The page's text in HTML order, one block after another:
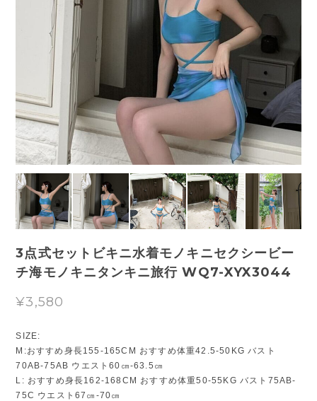
3点式セットビキニ水着モノキニセクシービー
チ海モノキニタンキニ旅行 WQ7-XYX3044
¥3,580
SIZE:
M:おすすめ身長155-165CM おすすめ体重42.5-50KG バスト
70AB-75AB ウエスト60㎝-63.5㎝
L: おすすめ身長162-168CM おすすめ体重50-55KG バスト75AB-
75C ウエスト67㎝-70㎝